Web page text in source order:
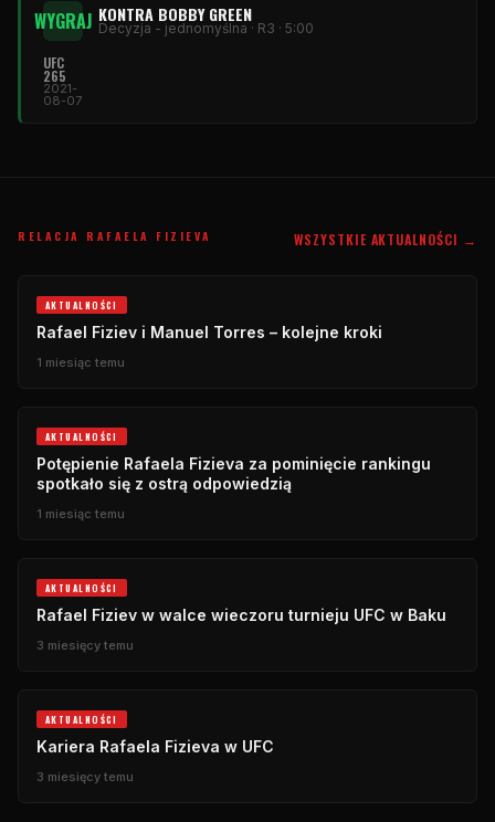
WYGRAJ KONTRA BOBBY GREEN
Decyzja - jednomyślna · R3 · 5:00
UFC
265
2021-
08-07
RELACJA RAFAELA FIZIEVA WSZYSTKIE AKTUALNOŚCI →
AKTUALNOŚCI
Rafael Fiziev i Manuel Torres – kolejne kroki
1 miesiąc temu
AKTUALNOŚCI
Potępienie Rafaela Fizieva za pominięcie rankingu
spotkało się z ostrą odpowiedzią
1 miesiąc temu
AKTUALNOŚCI
Rafael Fiziev w walce wieczoru turnieju UFC w Baku
3 miesięcy temu
AKTUALNOŚCI
Kariera Rafaela Fizieva w UFC
3 miesięcy temu